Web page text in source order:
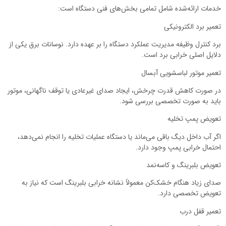
خدمات ارائه‌شده شامل تمامی بخش‌های فنی دستگاه است:
تعمیر برد الکترونیکی
برد کنترل وظیفه مدیریت عملکرد دستگاه را بر عهده دارد. نوسانات برق یکی از
دلایل اصلی خرابی برد است.
تعمیر موتور لباسشویی آبسال
در صورت کاهش قدرت چرخش، ایجاد صدای غیرعادی یا توقف ناگهانی، موتور
باید به صورت تخصصی بررسی شود.
تعویض پمپ تخلیه
اگر آب داخل دیگ باقی می‌ماند یا دستگاه عملیات تخلیه را انجام نمی‌دهد،
احتمال خرابی پمپ وجود دارد.
تعویض بلبرینگ و کاسه‌نمد
صدای زیاد هنگام خشک‌کن معمولاً نشانه خرابی بلبرینگ است که نیاز به
تعویض تخصصی دارد.
تعمیر قفل درب